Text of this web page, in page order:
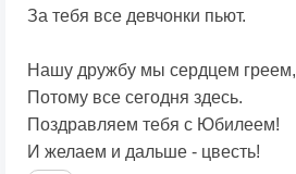
За тебя все девчонки пьют.
Нашу дружбу мы сердцем греем,
Потому все сегодня здесь.
Поздравляем тебя с Юбилеем!
И желаем и дальше - цвесть!